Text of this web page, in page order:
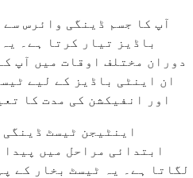
آپ کا جسم ڈینگی وائرس
باڈیز تیار کرتا ہے۔
دوران مختلف اوقات میں آپ
ان اینٹی باڈیز کے لیے
اور انفیکشن کی مدت کا
ابتدائی مراحل میں پیدا
لگاتا ہے۔ یہ ٹیسٹ بخار کے